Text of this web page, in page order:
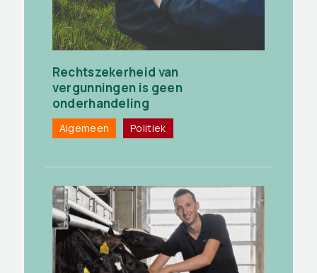
Rechtszekerheid van
vergunningen is geen
onderhandeling
Algemeen Politiek